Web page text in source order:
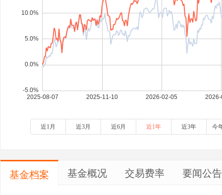
近1月 近3月 近6月 近1年 近3年 今
基金档案 基金概况 交易费率 要闻公告